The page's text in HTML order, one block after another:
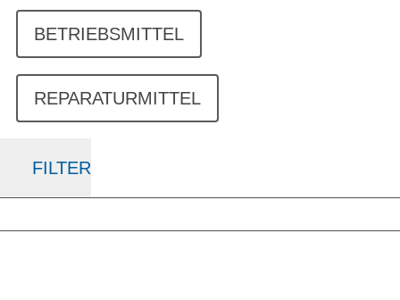
BETRIEBSMITTEL
REPARATURMITTEL
FILTER